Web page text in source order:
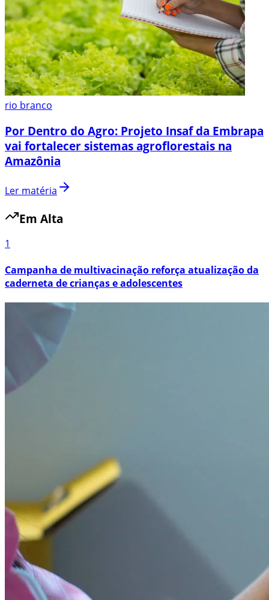
rio branco
Por Dentro do Agro: Projeto Insaf da Embrapa
vai fortalecer sistemas agroflorestais na
Amazônia
Ler matéria
Em Alta
1
Campanha de multivacinação reforça atualização da
caderneta de crianças e adolescentes